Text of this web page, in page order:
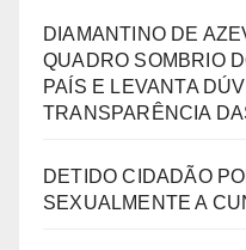
DIAMANTINO DE
QUADRO SOMBRIO
PAÍS E LEVANTA
TRANSPARÊNCIA
DETIDO CIDADÃO
SEXUALMENTE A